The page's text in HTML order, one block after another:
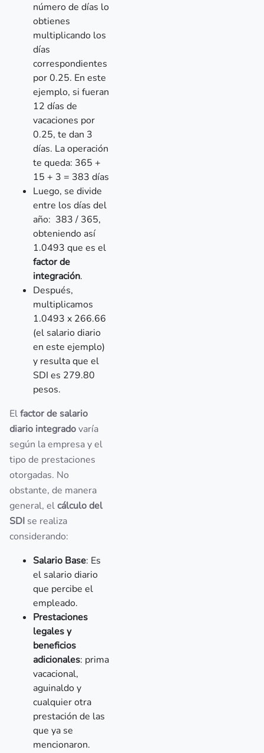
número de días lo
obtienes
multiplicando los
días
correspondientes
por 0.25. En este
ejemplo, si fueran
12 días de
vacaciones por
0.25, te dan 3
días. La operación
te queda: 365 +
15 + 3 = 383 días
Luego, se divide
entre los días del
año: 383 / 365,
obteniendo así
1.0493 que es el
factor de
integración.
Después,
multiplicamos
1.0493 x 266.66
(el salario diario
en este ejemplo)
y resulta que el
SDI es 279.80
pesos.
Elfactor de salario
diario integradovaría
según la empresa y el
tipo de prestaciones
otorgadas. No
obstante, de manera
general, elcálculo del
SDI se realiza
considerando:
Salario Base: Es
el salario diario
que percibe el
empleado.
Prestaciones
legales y
beneficios
adicionales: prima
vacacional,
aguinaldo y
cualquier otra
prestación de las
que ya se
mencionaron.